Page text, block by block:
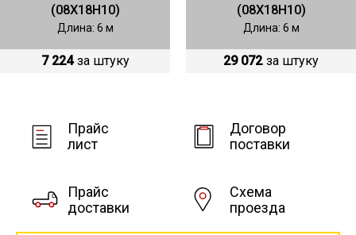
(08Х18Н10)
Длина: 6 м
7 224 за штуку
(08Х18Н10)
Длина: 6 м
29 072 за штуку
Прайс
лист
Договор
поставки
Прайс
доставки
Схема
проезда